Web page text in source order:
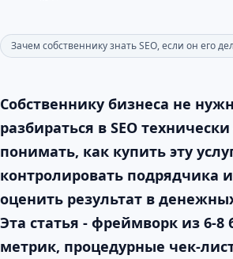
Зачем собственнику знать SEO, если он его
Собственнику бизнеса не
разбираться в SEO
понимать, как купить эту
контролировать подрядчика
оценить результат в
Эта статья - фреймворк из 6-8
метрик, процедурные чек-